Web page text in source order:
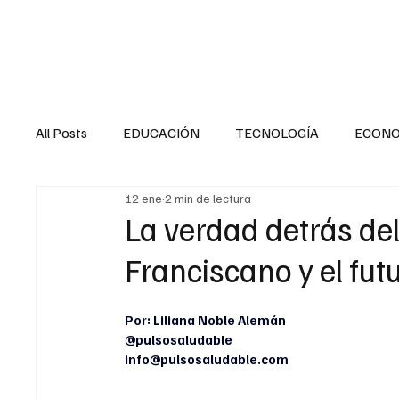
All Posts EDUCACIÓN TECNOLOGÍA
SALUD EN EL SECTOR PÚBLICO
LA ENTREVISTA ANIMAL
INTERNACIONAL GENERAL
La verdad detrás
Franciscano y el
12 ene 2 min de lectura
Por: Liliana Noble Alemán
@pulsosaludable
info@pulsosaludable.com